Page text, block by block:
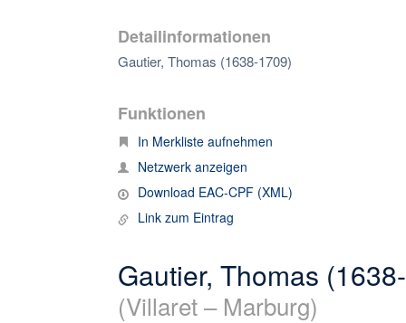
Detailinformationen
Gautier, Thomas (1638-1709)
Funktionen
In Merkliste aufnehmen
Netzwerk anzeigen
Download EAC-CPF (XML)
Link zum Eintrag
Gautier, Thomas
(Villaret – Marburg)